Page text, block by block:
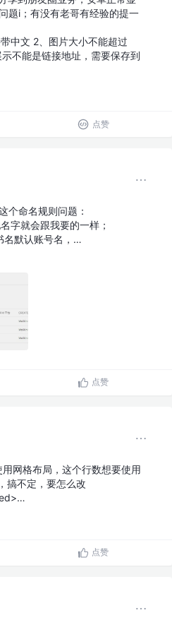
题i；有没有老哥有经验的提一
中文 2、图片大小不能超过
不能是链接地址，需要保存到
点赞
个命名规则问题：
字就会跟我要的一样；
名默认账号名，…
点赞
网格布局，这个行数想要使用
搞不定，要怎么改
点赞